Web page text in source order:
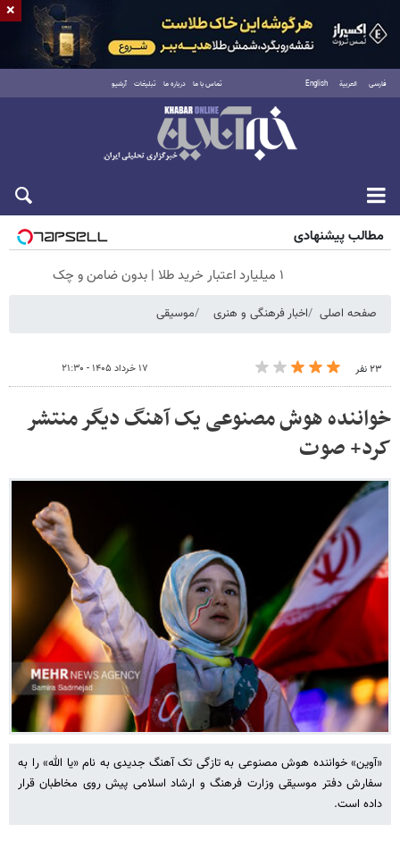
فارسی العربية English تماس با ما درباره ما تبلیغات آرشیو
شنبه ۱۷ مرداد ۱۴۰۵
مطالب پیشنهادی
۱ میلیارد اعتبار خرید طلا | بدون ضامن و چک
صفحه اصلی اخبار فرهنگی و هنری موسیقی
۲۳ نفر ۱۷ خرداد ۱۴۰۵ - ۲۱:۳۰
خواننده هوش مصنوعی یک آهنگ دیگر منتشر
کرد+ صوت
«آوین» خواننده هوش مصنوعی به تازگی تک آهنگ جدیدی به نام «یا الله» را به
سفارش دفتر موسیقی وزارت فرهنگ و ارشاد اسلامی پیش روی مخاطبان قرار
داده است.
×